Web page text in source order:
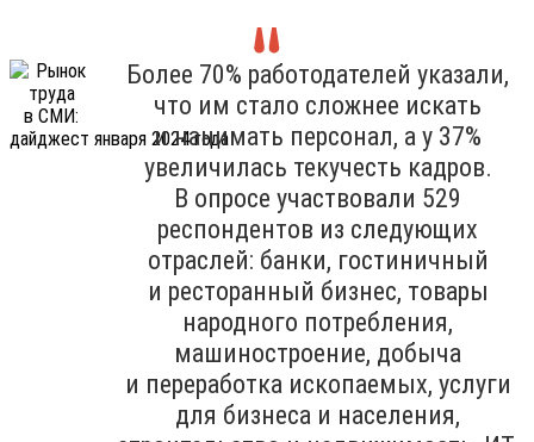
Более 70% работодателей указали,
что им стало сложнее искать
и нанимать персонал, а у 37%
увеличилась текучесть кадров.
В опросе участвовали 529
респондентов из следующих
отраслей: банки, гостиничный
и ресторанный бизнес, товары
народного потребления,
машиностроение, добыча
и переработка ископаемых, услуги
для бизнеса и населения,